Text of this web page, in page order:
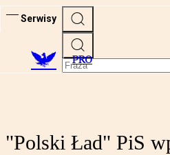
Serwisy
PRO
"Polski Ład" PiS